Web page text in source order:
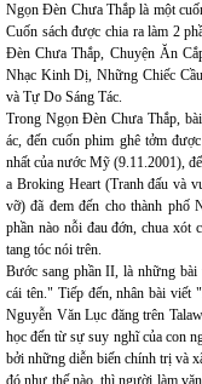
Ngọn Đèn Chưa Thắp là một
Cuốn sách được chia ra làm 2
Đèn Chưa Thắp, Chuyện Ăn
Nhạc Kinh Dị, Những Chiếc
và Tự Do Sáng Tác.
Trong Ngọn Đèn Chưa Thắp,
ác, đến cuốn phim ghê tởm
nhất của nước Mỹ (9.11.2001),
a Broking Heart (Tranh đấu và
vỡ) đã đem đến cho thành phố
phần nào nỗi đau đớn, chua xót
tang tóc nói trên.
Bước sang phần II, là những
cái tên." Tiếp đến, nhân bài viết
Nguyễn Văn Lục đăng trên
học đến từ sự suy nghĩ của con
bởi những diễn biến chính trị và
đó như thế nào, thì người làm